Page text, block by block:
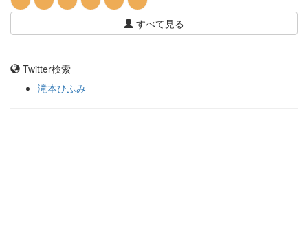
すべて見る
Twitter検索
滝本ひふみ